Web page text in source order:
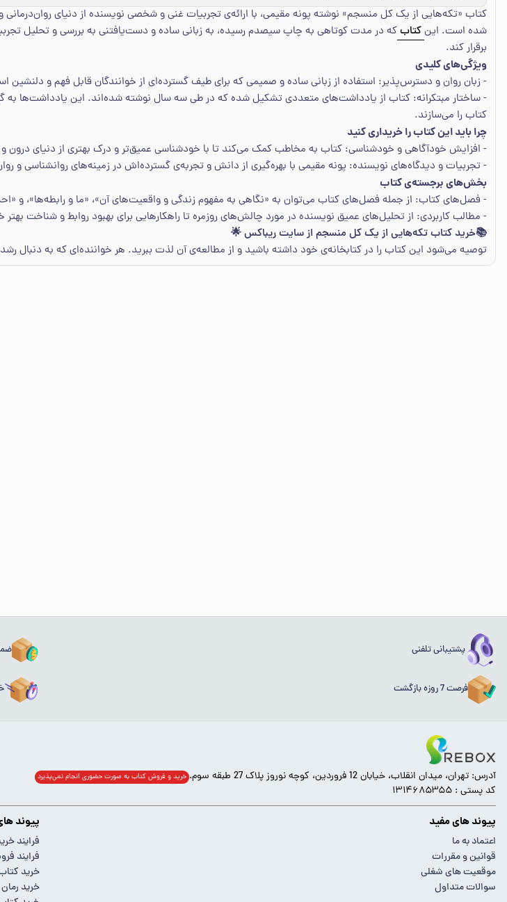
کتاب «تکه‌هایی از یک کل منسجم» نوشته پونه مقیمی، با ارائه‌ی تجربیات غنی و شخصی نویسنده از دنیای
شده است. اینکتابکه در مدت کوتاهی به چاپ سیصدم رسیده، به زبانی ساده و دست‌یافتنی به بررسی و تحلیل
برقرار کند.
ویژگی‌های کلیدی
- زبان روان و دسترس‌پذیر: استفاده از زبانی ساده و صمیمی که برای طیف گسترده‌ای از خوانندگان قابل فهم و دلنشین
- ساختار مبتکرانه: کتاب از یادداشت‌های متعددی تشکیل شده که در طی سه سال نوشته شده‌اند. این یادداشت‌ها به
کتاب را می‌سازند.
چرا باید این کتاب را خریداری کنید
- افزایش خودآگاهی و خودشناسی: کتاب به مخاطب کمک می‌کند تا با خودشناسی عمیق‌تر و درک بهتری از دنیای درون
- تجربیات و دیدگاه‌های نویسنده: پونه مقیمی با بهره‌گیری از دانش و تجربه‌ی گسترده‌اش در زمینه‌های روانشناسی و
بخش‌های برجسته‌ی کتاب
- فصل‌های کتاب: از جمله فصل‌های کتاب می‌توان به «نگاهی به مفهوم زندگی و واقعیت‌های آن»، «ما و رابطه‌ها»، و
- مطالب کاربردی: از تحلیل‌های عمیق نویسنده در مورد چالش‌های روزمره تا راهکارهایی برای بهبود روابط و شناخت
📚خرید کتاب تکه‌هایی از یک کل منسجم از سایت ریباکس 🌟
توصیه می‌شود این کتاب را در کتابخانه‌ی خود داشته باشید و از مطالعه‌ی آن لذت ببرید. هر خواننده‌ای که به دنبال
پشتیبانی تلفنی
فرصت 7 روزه بازگشت
آدرس: تهران، میدان انقلاب، خیابان 12 فروردین، کوچه نوروز پلاک 27 طبقه سوم. خرید و فروش کتاب به صورت حضوری انجام‌ نمی‌پذیرد
کد پستی : ۱۳۱۴۶۸۵۳۵۵
پیوند های مفید
اعتماد به ما
قوانین و مقررات
موقعیت های شغلی
سوالات متداول
پیوند
فرایند
فرایند
خرید
خرید رمان